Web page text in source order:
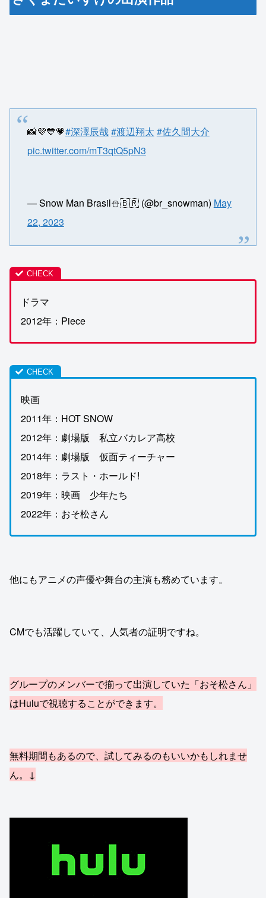
📸💜💙💗#深澤辰哉#渡辺翔太 #佐久間大介
pic.twitter.com/mT3qtQ5pN3
— Snow Man Brasil⛄🇧🇷 (@br_snowman) May
22, 2023
ドラマ
2012年：Piece
映画
2011年：HOT SNOW
2012年：劇場版 私立バカレア高校
2014年：劇場版 仮面ティーチャー
2018年：ラスト・ホールド!
2019年：映画 少年たち
2022年：おそ松さん
他にもアニメの声優や舞台の主演も務めています。
CMでも活躍していて、人気者の証明ですね。
グループのメンバーで揃って出演していた「おそ松さん」
はHuluで視聴することができます。
無料期間もあるので、試してみるのもいいかもしれませ
ん。↓